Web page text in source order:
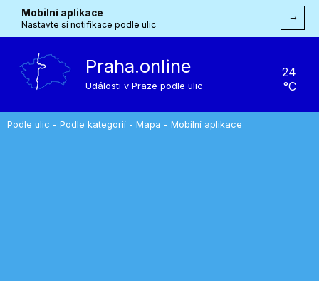
Mobilní aplikace
Nastavte si notifikace podle ulic
→
Praha.online
Události v Praze podle ulic
24
°C
Podle ulic - Podle kategorií - Mapa - Mobilní aplikace